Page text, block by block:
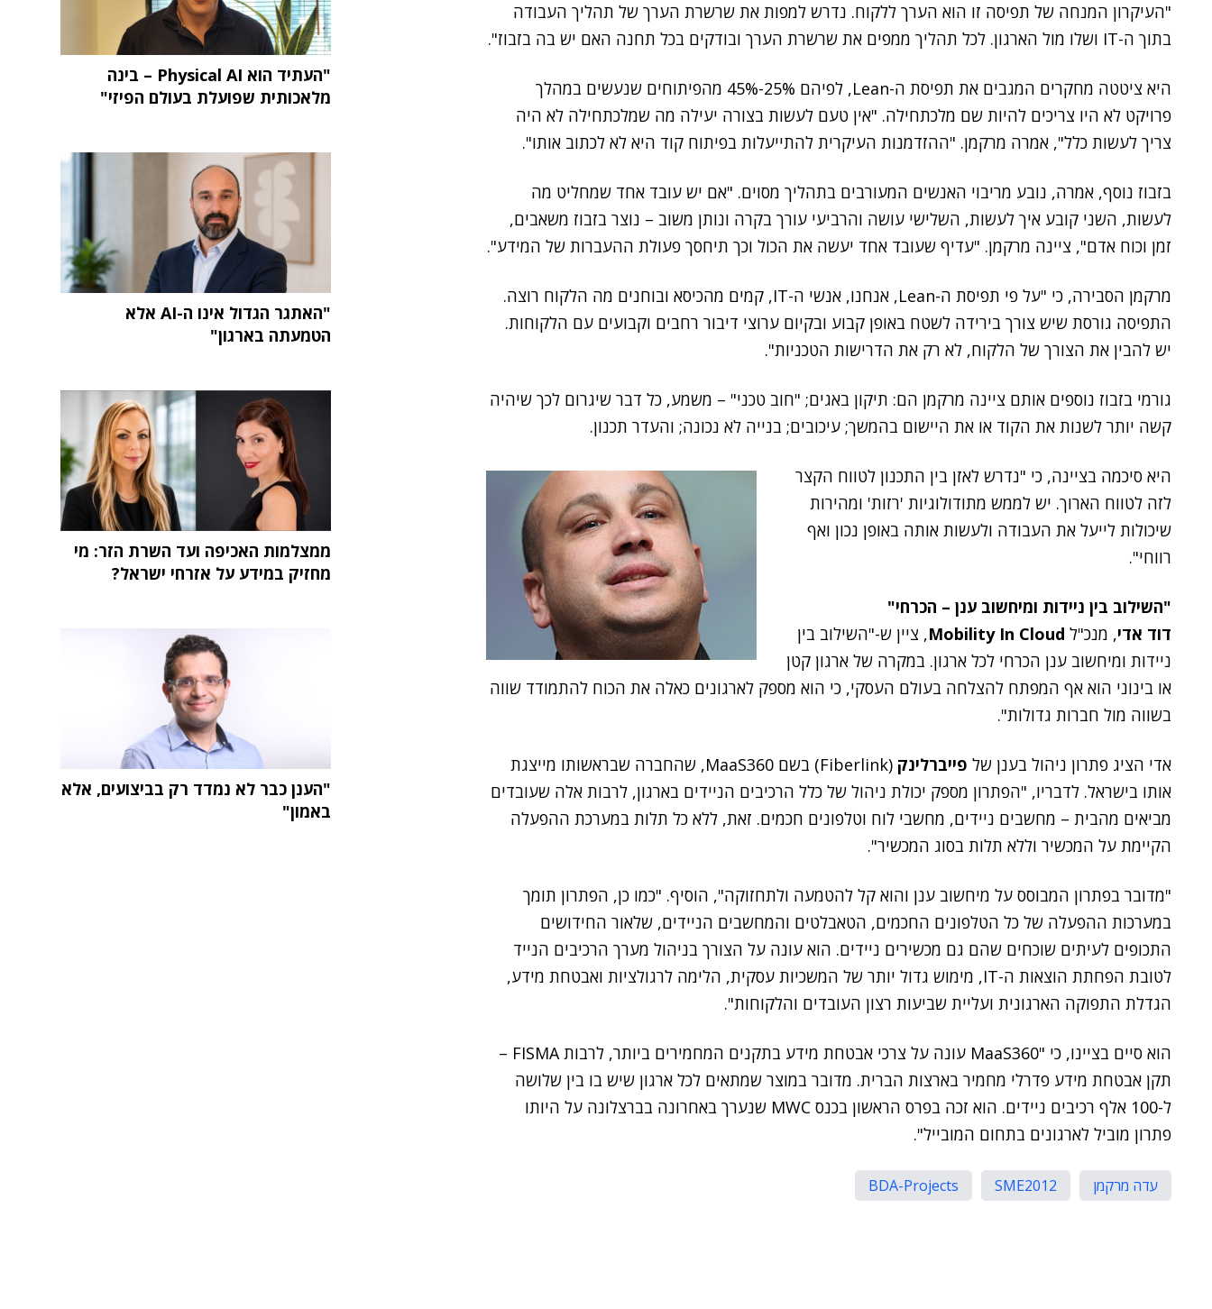
"העיקרון המנחה של תפיסה זו הוא הערך ללקוח. נדרש למפות את שרשרת הערך של תהליך העבודה
בתוך ה-IT ושלו מול הארגון. לכל תהליך ממפים את שרשרת הערך ובודקים בכל תחנה האם יש בה בזבוז".
היא ציטטה מחקרים המגבים את תפיסת ה-Lean, לפיהם 25%-45% מהפיתוחים שנעשים במהלך
פרויקט לא היו צריכים להיות שם מלכתחילה. "אין טעם לעשות בצורה יעילה מה שמלכתחילה לא היה
צריך לעשות כלל", אמרה מרקמן. "ההזדמנות העיקרית להתייעלות בפיתוח קוד היא לא לכתוב אותו".
בזבוז נוסף, אמרה, נובע מריבוי האנשים המעורבים בתהליך מסוים. "אם יש עובד אחד שמחליט מה
לעשות, השני קובע איך לעשות, השלישי עושה והרביעי עורך בקרה ונותן משוב – נוצר בזבוז משאבים,
זמן וכוח אדם", ציינה מרקמן. "עדיף שעובד אחד יעשה את הכול וכך תיחסך פעולת ההעברות של המידע".
מרקמן הסבירה, כי "על פי תפיסת ה-Lean, אנחנו, אנשי ה-IT, קמים מהכיסא ובוחנים מה הלקוח רוצה.
התפיסה גורסת שיש צורך בירידה לשטח באופן קבוע ובקיום ערוצי דיבור רחבים וקבועים עם הלקוחות.
יש להבין את הצורך של הלקוח, לא רק את הדרישות הטכניות".
גורמי בזבוז נוספים אותם ציינה מרקמן הם: תיקון באגים; "חוב טכני" – משמע, כל דבר שיגרום לכך שיהיה
קשה יותר לשנות את הקוד או את היישום בהמשך; עיכובים; בנייה לא נכונה; והעדר תכנון.
היא סיכמה בציינה, כי "נדרש לאזן בין התכנון לטווח הקצר
לזה לטווח הארוך. יש לממש מתודולוגיות 'רזות' ומהירות
שיכולות לייעל את העבודה ולעשות אותה באופן נכון ואף
רווחי".
"השילוב בין ניידות ומיחשוב ענן – הכרחי"
דוד אדי, מנכ"ל Mobility In Cloud, ציין ש-"השילוב בין
ניידות ומיחשוב ענן הכרחי לכל ארגון. במקרה של ארגון קטן
או בינוני הוא אף המפתח להצלחה בעולם העסקי, כי הוא מספק לארגונים כאלה את הכוח להתמודד שווה
בשווה מול חברות גדולות".
אדי הציג פתרון ניהול בענן של פייברלינק
(Fiberlink) בשם MaaS360, שהחברה שבראשותו מייצגת
אותו בישראל. לדבריו, "הפתרון מספק יכולת ניהול של כלל הרכיבים הניידים בארגון, לרבות אלה שעובדים
מביאים מהבית – מחשבים ניידים, מחשבי לוח וטלפונים חכמים. זאת, ללא כל תלות במערכת ההפעלה
הקיימת על המכשיר וללא תלות בסוג המכשיר".
"מדובר בפתרון המבוסס על מיחשוב ענן והוא קל להטמעה ולתחזוקה", הוסיף. "כמו כן, הפתרון תומך
במערכות ההפעלה של כל הטלפונים החכמים, הטאבלטים והמחשבים הניידים, שלאור החידושים
התכופים לעיתים שוכחים שהם גם מכשירים ניידים. הוא עונה על הצורך בניהול מערך הרכיבים הנייד
לטובת הפחתת הוצאות ה-IT, מימוש גדול יותר של המשכיות עסקית, הלימה לרגולציות ואבטחת מידע,
הגדלת התפוקה הארגונית ועליית שביעות רצון העובדים והלקוחות".
הוא סיים בציינו, כי "MaaS360 עונה על צרכי אבטחת מידע בתקנים המחמירים ביותר, לרבות FISMA –
תקן אבטחת מידע פדרלי מחמיר בארצות הברית. מדובר במוצר שמתאים לכל ארגון שיש בו בין שלושה
ל-100 אלף רכיבים ניידים. הוא זכה בפרס הראשון בכנס MWC שנערך באחרונה בברצלונה על היותו
פתרון מוביל לארגונים בתחום המובייל".
עדה מרקמן SME2012
BDA-Projects
"העתיד הוא Physical AI – בינה
מלאכותית שפועלת בעולם הפיזי"
"האתגר הגדול אינו ה-AI אלא
הטמעתה בארגון"
ממצלמות האכיפה ועד השרת הזר: מי
מחזיק במידע על אזרחי ישראל?
"הענן כבר לא נמדד רק בביצועים, אלא
באמון"